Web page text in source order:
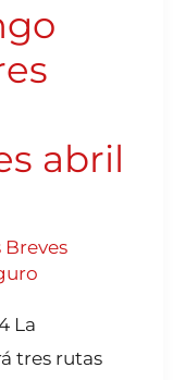
abril
Breves,
La
tres rutas